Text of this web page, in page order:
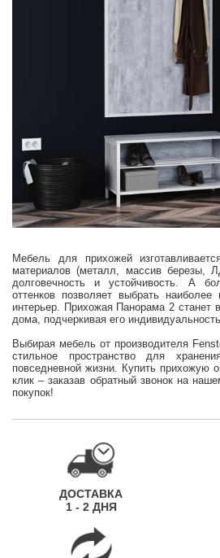
Мебель для прихожей
материалов (металл, массив березы,
долговечность и устойчивость. А
оттенков позволяет выбрать
интерьер. Прихожая Панорама 2 станет
дома, подчеркивая его
Выбирая мебель от производителя
стильное пространство для
повседневной жизни. Купить прихожую
клик – заказав обратный звонок на
покупок!
ДОСТАВКА
1 - 2 ДНЯ